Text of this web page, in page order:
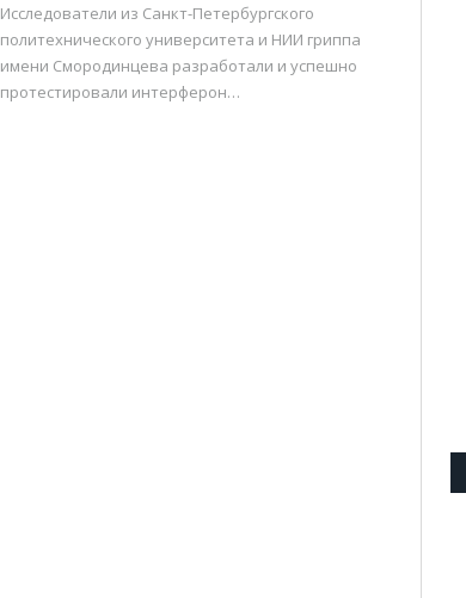
Исследователи из Санкт-Петербургского
политехнического университета и НИИ гриппа
имени Смородинцева разработали и успешно
протестировали интерферон…